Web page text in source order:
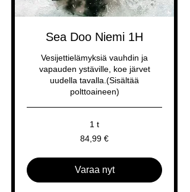
Sea Doo Niemi 1H
Vesijettielämyksiä vauhdin ja
vapauden ystäville, koe järvet
uudella tavalla.(Sisältää
polttoaineen)
1 t
84,99 €
Varaa nyt